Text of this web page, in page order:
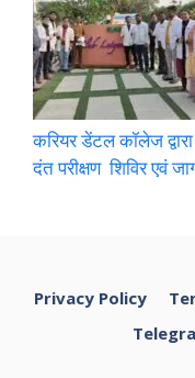
करियर डेंटल कॉलेज
दंत परीक्षण शिविर एवं
Privacy Policy